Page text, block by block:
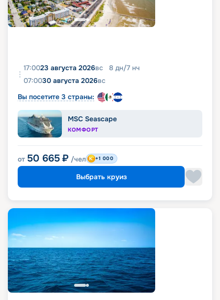
17:0023 августа 2026вс 8 дн/7 нч
07:0030 августа 2026вс
Вы посетите 3 страны:
MSC Seascape
КОМФОРТ
от 50 665 ₽ /чел +1 000
Выбрать круиз